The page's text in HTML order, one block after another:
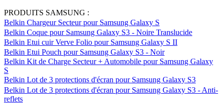
PRODUITS SAMSUNG :
Belkin Chargeur Secteur pour Samsung Galaxy S
Belkin Coque pour Samsung Galaxy S3 - Noire Translucide
Belkin Etui cuir Verve Folio pour Samsung Galaxy S II
Belkin Etui Pouch pour Samsung Galaxy S3 - Noir
Belkin Kit de Charge Secteur + Automobile pour Samsung Galaxy
S
Belkin Lot de 3 protections d'écran pour Samsung Galaxy S3
Belkin Lot de 3 protections d'écran pour Samsung Galaxy S3 - Anti-
reflets